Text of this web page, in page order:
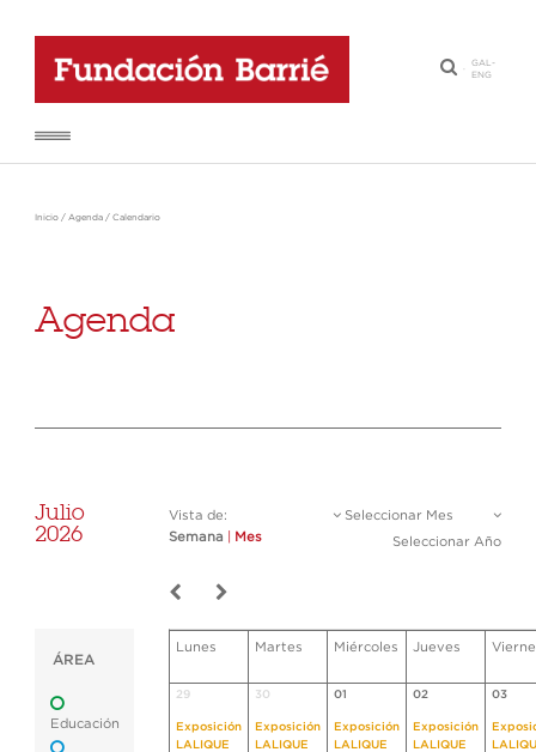
·
GAL-
ENG
Inicio / Agenda / Calendario
Agenda
Julio
2026
Vista de:
Semana
Mes
Seleccionar Mes
Seleccionar Año
ÁREA
Educación
Lunes Martes Miércoles Jueves
29
Exposición
LALIQUE
30
Exposición
LALIQUE
01
Exposición
LALIQUE
02
Exposición
LALIQUE
03